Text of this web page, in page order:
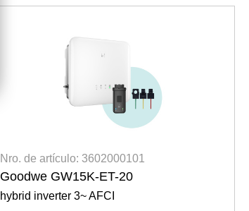
Nro. de artículo: 3602000101
Goodwe GW15K-ET-20
hybrid inverter 3~ AFCI